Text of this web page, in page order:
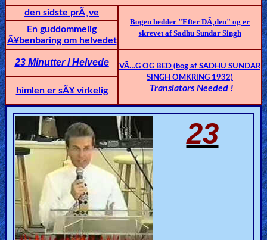
Netflix
🎞
Jewish
Stories
🎞
X-
Witch
🎞
X-
Muslim
den sidste prÃ¸ve
Bogen hedder "Efter DÃ¸den" og er
skrevet af Sadhu Sundar Singh
En guddommelig
Ã¥benbaring om helvedet
23 Minutter I Helvede
VÃ…G OG BED (bog af SADHU SUNDAR
SINGH OMKRING 1932)
Translators Needed !
himlen er sÃ¥ virkelig
23